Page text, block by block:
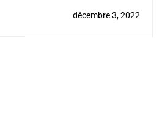
décembre 3, 2022